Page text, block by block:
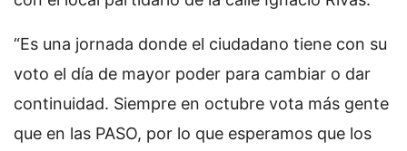
“Es una jornada donde el ciudadano tiene con su
voto el día de mayor poder para cambiar o dar
continuidad. Siempre en octubre vota más gente
que en las PASO, por lo que esperamos que los